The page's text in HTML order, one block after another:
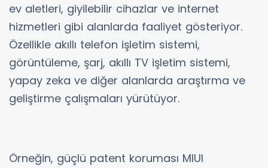
ev aletleri, giyilebilir cihazlar ve internet
hizmetleri gibi alanlarda faaliyet gösteriyor.
Özellikle akıllı telefon işletim sistemi,
görüntüleme, şarj, akıllı TV işletim sistemi,
yapay zeka ve diğer alanlarda araştırma ve
geliştirme çalışmaları yürütüyor.
Örneğin, güçlü patent koruması MIUI